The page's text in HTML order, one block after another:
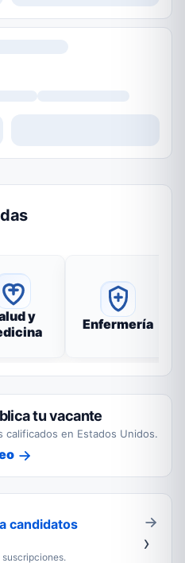
y
Enfermería
tu vacante
calificados en Estados Unidos.
candidatos